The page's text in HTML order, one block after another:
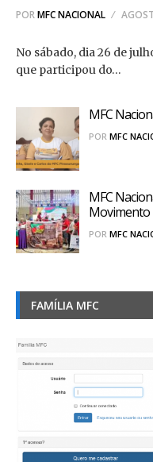
PORMFC NACIONAL
No sábado, dia 26 de
que participou do…
MFC
POR MFC
MFC
Movimento
POR MFC
FAMÍLIA MFC